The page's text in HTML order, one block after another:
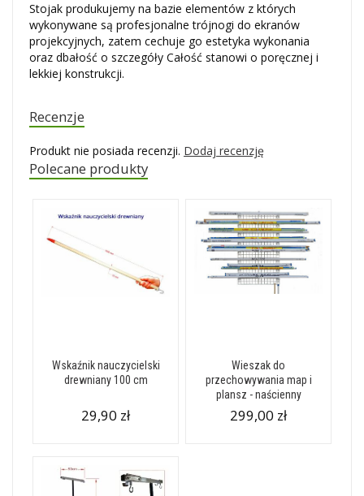
Stojak produkujemy na bazie elementów z których
wykonywane są profesjonalne trójnogi do ekranów
projekcyjnych, zatem cechuje go estetyka wykonania
oraz dbałość o szczegóły Całość stanowi o poręcznej i
lekkiej konstrukcji.
Recenzje
Produkt nie posiada recenzji. Dodaj recenzję
Polecane produkty
Wskaźnik nauczycielski
drewniany 100 cm
29,90 zł
Wieszak do
przechowywania map i
plansz - naścienny
299,00 zł